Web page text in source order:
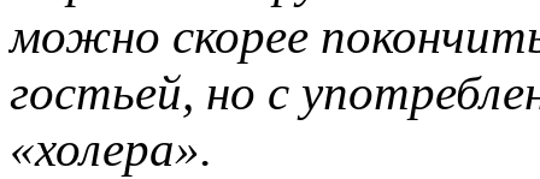
можно скорее
гостьей, но с
«холера».